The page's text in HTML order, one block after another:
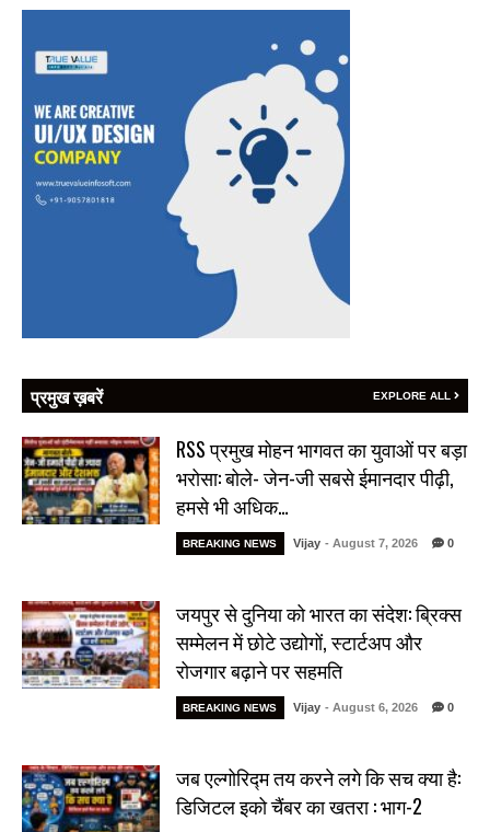
प्रमुख ख़बरें EXPLORE ALL
RSS प्रमुख मोहन भागवत का युवाओं पर बड़ा
भरोसा: बोले- जेन-जी सबसे ईमानदार पीढ़ी,
हमसे भी अधिक…
BREAKING NEWS Vijay - August 7, 2026 0
जयपुर से दुनिया को भारत का संदेश: ब्रिक्स
सम्मेलन में छोटे उद्योगों, स्टार्टअप और
रोजगार बढ़ाने पर सहमति
BREAKING NEWS Vijay - August 6, 2026 0
जब एल्गोरिद्म तय करने लगे कि सच क्या है:
डिजिटल इको चैंबर का खतरा : भाग-2